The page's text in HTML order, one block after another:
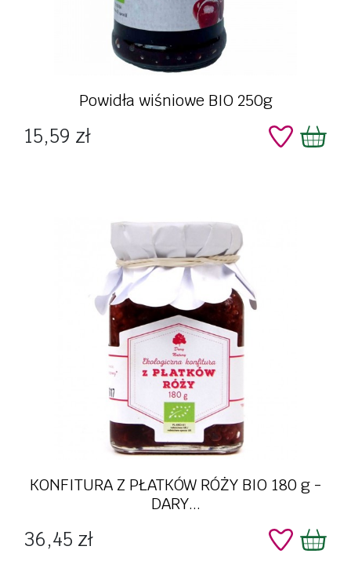
Powidła wiśniowe BIO 250g
Cena
15,59 zł
KONFITURA Z PŁATKÓW RÓŻY BIO 180 g -
DARY...
Cena
36,45 zł